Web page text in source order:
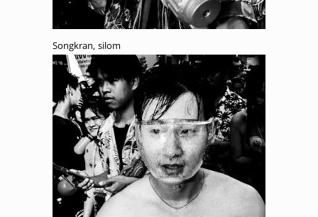
Songkran, silom